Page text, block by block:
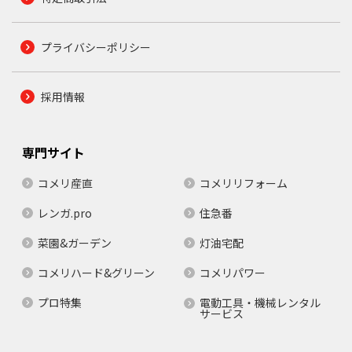
プライバシーポリシー
採用情報
専門サイト
コメリ産直
コメリリフォーム
レンガ.pro
住急番
菜園&ガーデン
灯油宅配
コメリハード&グリーン
コメリパワー
プロ特集
電動工具・機械レンタル
サービス